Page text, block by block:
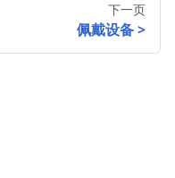
下一页
佩戴设备